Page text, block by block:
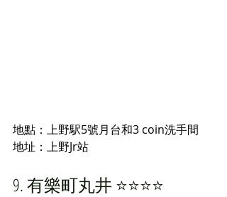
地點：上野駅5號月台和3 coin洗手間
地址： 上野Jr站
9. 有樂町丸井 ⭐️⭐️⭐️⭐️